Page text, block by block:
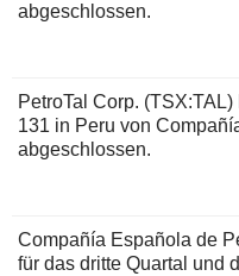
abgeschlossen.
PetroTal Corp.
131 in Peru von
abgeschlossen.
Compañía Española de
für das dritte Quartal und